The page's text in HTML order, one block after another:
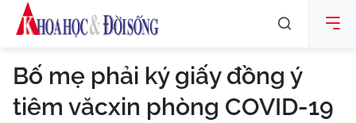
Bố mẹ phải ký giấy đồng ý
tiêm văcxin phòng COVID-19